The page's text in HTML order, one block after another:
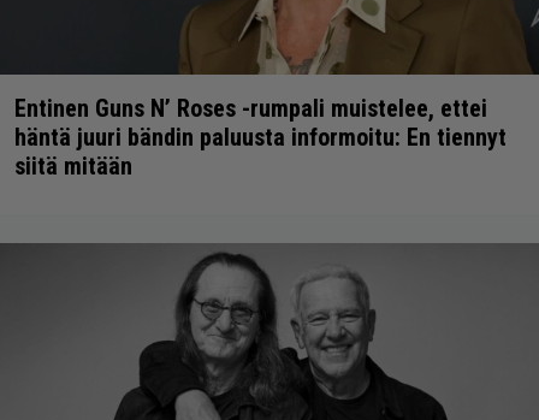
Entinen Guns N’ Roses -rumpali muistelee, ettei
häntä juuri bändin paluusta informoitu: En tiennyt
siitä mitään